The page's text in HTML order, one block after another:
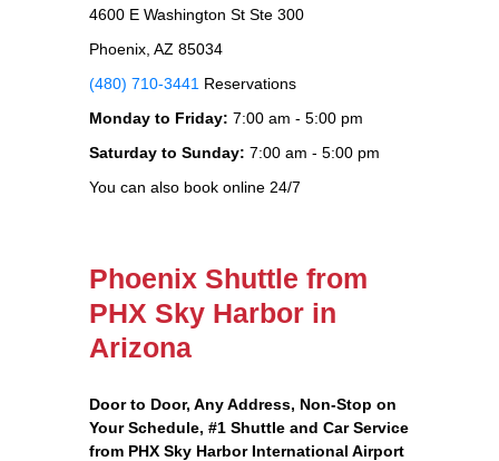
4600 E Washington St Ste 300
Phoenix, AZ 85034
(480) 710-3441 Reservations
Monday to Friday: 7:00 am - 5:00 pm
Saturday to Sunday: 7:00 am - 5:00 pm
You can also book online 24/7
Phoenix Shuttle from
PHX Sky Harbor in
Arizona
Door to Door, Any Address, Non-Stop on
Your Schedule, #1 Shuttle and Car Service
from PHX Sky Harbor International Airport